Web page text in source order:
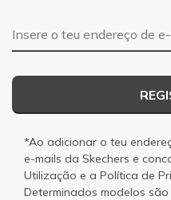
Endereço de e-mail
*Ao adicionar o teu
e-mails da Skechers e
Utilização e a Política de
Determinados modelos